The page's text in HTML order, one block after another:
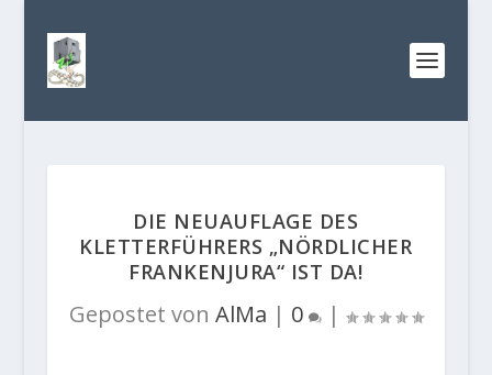
DIE NEUAUFLAGE DES
KLETTERFÜHRERS „NÖRDLICHER
FRANKENJURA“ IST DA!
Gepostet von AlMa | 0 |